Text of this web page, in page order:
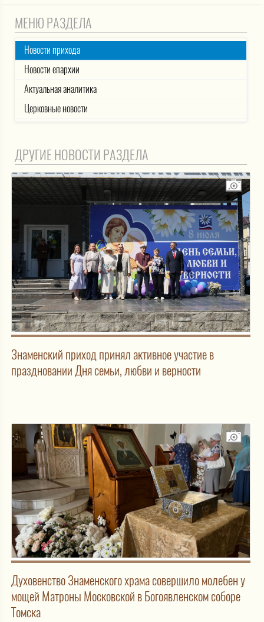
МЕНЮ РАЗДЕЛА
Новости прихода
Новости епархии
Актуальная аналитика
Церковные новости
ДРУГИЕ НОВОСТИ РАЗДЕЛА
Знаменский приход принял активное участие в
праздновании Дня семьи, любви и верности
Духовенство Знаменского храма совершило молебен у
мощей Матроны Московской в Богоявленском соборе
Томска